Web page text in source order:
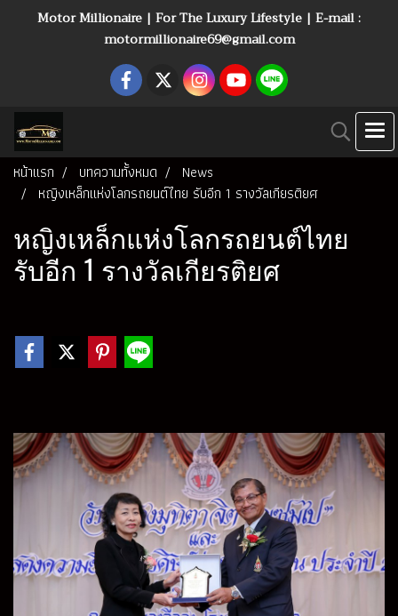
Motor Millionaire | For The Luxury Lifestyle | E-mail :
motormillionaire69@gmail.com
หน้าแรก บทความทั้งหมด
News
หญิงเหล็กแห่งโลกรถยนต์ไทย รับอีก 1 รางวัลเกียรติยศ
หญิงเหล็กแห่งโลกรถยนต์ไทย
รับอีก 1 รางวัลเกียรติยศ